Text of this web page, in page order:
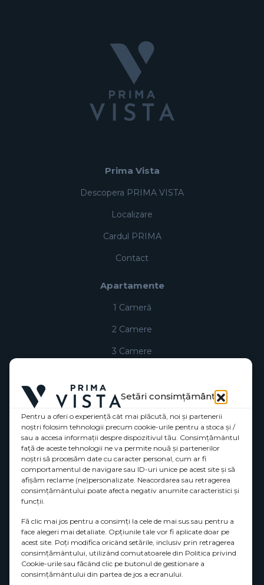
Setări consimțământ
Pentru a oferi o experiență cât mai plăcută, noi și partenerii
noștri folosim tehnologii precum cookie-urile pentru a stoca și /
sau a accesa informații despre dispozitivul tău. Consimțământul
față de aceste tehnologii ne va permite nouă și partenerilor
noștri să procesăm date cu caracter personal, cum ar fi
comportamentul de navigare sau ID-uri unice pe acest site și să
afișăm reclame (ne)personalizate. Neacordarea sau retragerea
consimțământului poate afecta negativ anumite caracteristici și
funcții.
Fă clic mai jos pentru a consimți la cele de mai sus sau pentru a
face alegeri mai detaliate. Opțiunile tale vor fi aplicate doar pe
acest site. Poți modifica oricând setările, inclusiv prin retragerea
consimțământului, utilizând comutatoarele din Politica privind
Cookie-urile sau făcând clic pe butonul de gestionare a
consimțământului din partea de jos a ecranului.
Prima Vista
Descopera PRIMA VISTA
Localizare
Cardul PRIMA
Contact
Apartamente
1 Cameră
2 Camere
3 Camere
Comercial
Utilizare site
Politica de confidențialitate (UE)
Declaratie de confidentialitate (UE)